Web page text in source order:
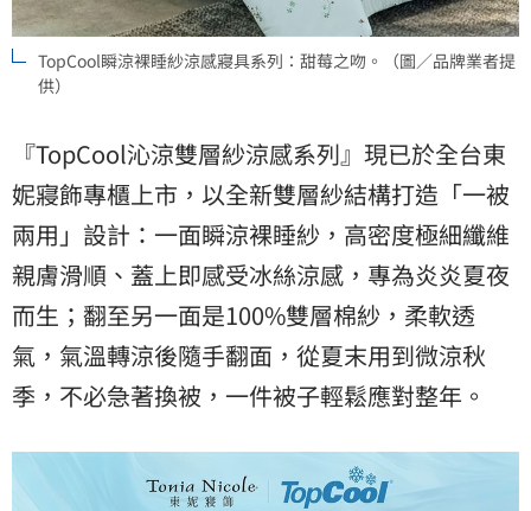
TopCool瞬涼裸睡紗涼感寢具系列：甜莓之吻。（圖／品牌業者提
供）
『TopCool沁涼雙層紗涼感系列』現已於全台東
妮寢飾專櫃上市，以全新雙層紗結構打造「一被
兩用」設計：一面瞬涼裸睡紗，高密度極細纖維
親膚滑順、蓋上即感受冰絲涼感，專為炎炎夏夜
而生；翻至另一面是100%雙層棉紗，柔軟透
氣，氣溫轉涼後隨手翻面，從夏末用到微涼秋
季，不必急著換被，一件被子輕鬆應對整年。